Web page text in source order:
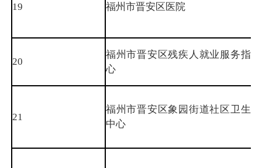
19 福州市晋安区医院
20
福州市晋安区残疾人就业服务指
心
21
福州市晋安区象园街道社区卫生
中心